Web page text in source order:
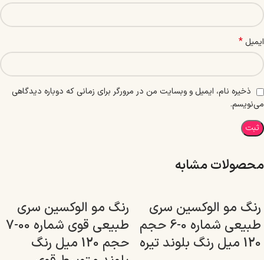
ایمیل *
ذخیره نام، ایمیل و وبسایت من در مرورگر برای زمانی که دوباره دیدگاهی
می‌نویسم.
محصولات مشابه
رنگ مو الوکسین سری
طبیعی شماره 0-6 حجم
120 میل رنگ بلوند تیره
رنگ مو الوکسین سری
طبیعی قوی شماره 00-7
حجم 120 میل رنگ